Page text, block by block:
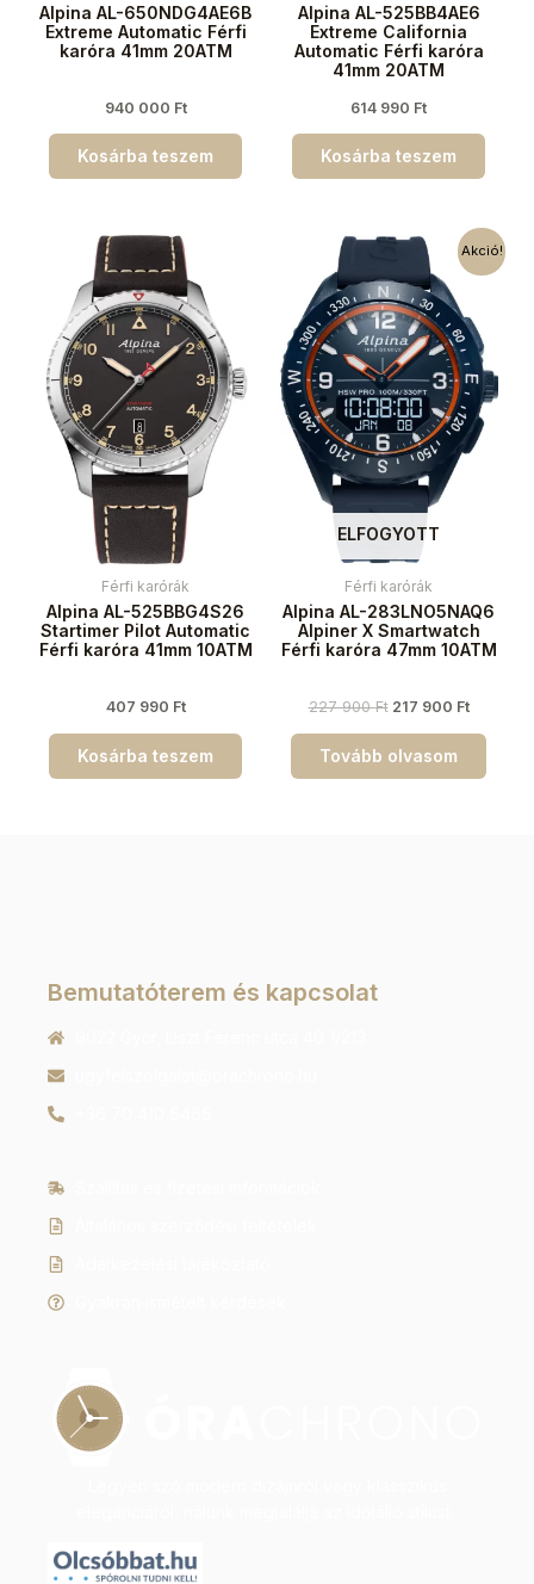
Alpina AL-650NDG4AE6B
Extreme Automatic Férfi
karóra 41mm 20ATM
940 000 Ft
Kosárba teszem
Alpina AL-525BB4AE6
Extreme California
Automatic Férfi karóra
41mm 20ATM
614 990 Ft
Kosárba teszem
Férfi karórák
Alpina AL-525BBG4S26
Startimer Pilot Automatic
Férfi karóra 41mm 10ATM
407 990 Ft
Kosárba teszem
Akció!
ELFOGYOTT
Férfi karórák
Alpina AL-283LNO5NAQ6
Alpiner X Smartwatch
Férfi karóra 47mm 10ATM
227 900Ft 217 900 Ft
Tovább olvasom
Bemutatóterem és kapcsolat